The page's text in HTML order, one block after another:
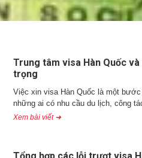
Trung tâm visa Hàn Quốc
trọng
Việc xin visa Hàn Quốc là một
những ai có nhu cầu du lịch, công
Xem bài viết ➜